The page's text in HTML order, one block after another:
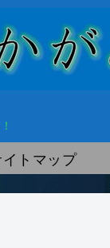
トマップ